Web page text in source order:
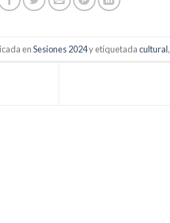
enSesiones 2024y etiquetadacultural,